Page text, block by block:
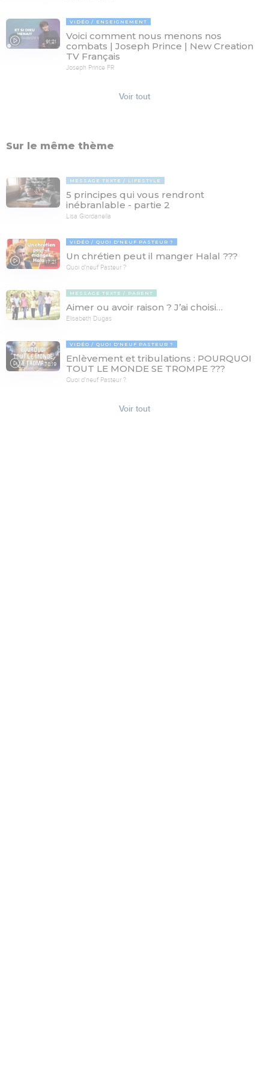
91:21
VIDÉO ENSEIGNEMENT
Voici comment nous menons nos
combats | Joseph Prince | New Creation
TV Français
Joseph Prince FR
Voir tout
Sur le même thème
MESSAGE TEXTE LIFESTYLE
5 principes qui vous rendront
inébranlable - partie 2
Lisa Giordanella
17:21
VIDÉO QUOI D'NEUF PASTEUR ?
Un chrétien peut il manger Halal ???
Quoi d'neuf Pasteur ?
MESSAGE TEXTE PARENT
Aimer ou avoir raison ? J’ai choisi…
Elisabeth Dugas
78:19
VIDÉO QUOI D'NEUF PASTEUR ?
Enlèvement et tribulations : POURQUOI
TOUT LE MONDE SE TROMPE ???
Quoi d'neuf Pasteur ?
Voir tout